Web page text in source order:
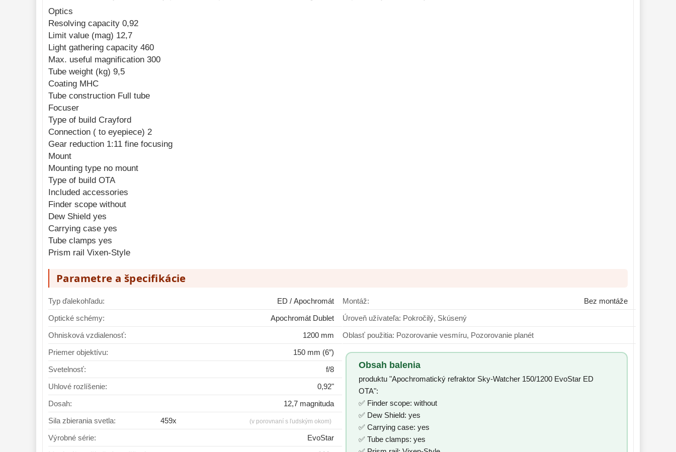
Optics
Resolving capacity 0,92
Limit value (mag) 12,7
Light gathering capacity 460
Max. useful magnification 300
Tube weight (kg) 9,5
Coating MHC
Tube construction Full tube
Focuser
Type of build Crayford
Connection ( to eyepiece) 2
Gear reduction 1:11 fine focusing
Mount
Mounting type no mount
Type of build OTA
Included accessories
Finder scope without
Dew Shield yes
Carrying case yes
Tube clamps yes
Prism rail Vixen-Style
Parametre a špecifikácie
Typ ďalekohľadu:
ED / Apochromát
Optické schémy:
Apochromát Dublet
Ohnisková vzdialenosť:
1200 mm
Priemer objektívu:
150 mm (6″)
Svetelnosť:
f/8
Uhlové rozlíšenie:
0,92"
Dosah:
12,7 magnituda
Sila zbierania svetla:
459x (v porovnaní s ľudským okom)
Výrobné série:
EvoStar
Montáž:
Bez montáže
Úroveň užívateľa: Pokročilý, Skúsený
Oblasť použitia: Pozorovanie vesmíru, Pozorovanie planét
Obsah balenia
produktu "Apochromatický refraktor Sky-Watcher 150/1200 EvoStar ED
OTA":
✅ Finder scope: without
✅ Dew Shield: yes
✅ Carrying case: yes
✅ Tube clamps: yes